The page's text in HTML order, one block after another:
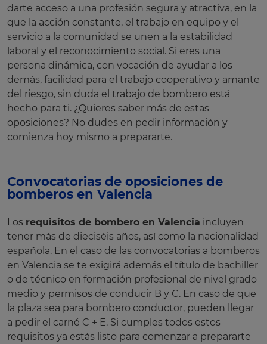
darte acceso a una profesión segura y atractiva, en la
que la acción constante, el trabajo en equipo y el
servicio a la comunidad se unen a la estabilidad
laboral y el reconocimiento social. Si eres una
persona dinámica, con vocación de ayudar a los
demás, facilidad para el trabajo cooperativo y amante
del riesgo, sin duda el trabajo de bombero está
hecho para ti. ¿Quieres saber más de estas
oposiciones? No dudes en pedir información y
comienza hoy mismo a prepararte.
Convocatorias de oposiciones de
bomberos en Valencia
Los requisitos de bombero en Valencia incluyen
tener más de dieciséis años, así como la nacionalidad
española. En el caso de las convocatorias a bomberos
en Valencia se te exigirá además el título de bachiller
o de técnico en formación profesional de nivel grado
medio y permisos de conducir B y C. En caso de que
la plaza sea para bombero conductor, pueden llegar
a pedir el carné C + E. Si cumples todos estos
requisitos ya estás listo para comenzar a prepararte